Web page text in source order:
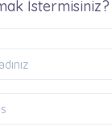
İstermisiniz?